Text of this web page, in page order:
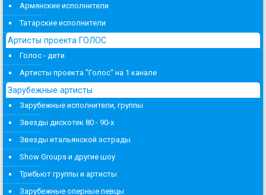
Армянские исполнители
Татарские исполнители
Артисты проекта ГОЛОС
Голос - дети
Артисты проекта "Голос" на 1 канале
Зарубежные артисты
Зарубежные исполнители, группы
Звезды дискотек 80 - 90-х
Звезды итальянской эстрады
Show Groups и другие шоу
Трибьют группы и артисты
Зарубежные оперные певцы